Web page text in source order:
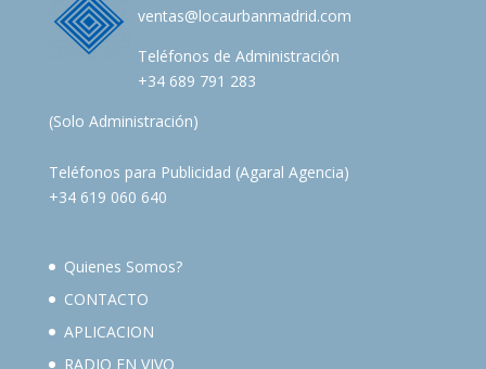
ventas@locaurbanmadrid.com
Teléfonos de Administración
+34 689 791 283
(Solo Administración)
Teléfonos para Publicidad (Agaral Agencia)
+34 619 060 640
Quienes Somos?
CONTACTO
APLICACION
RADIO EN VIVO